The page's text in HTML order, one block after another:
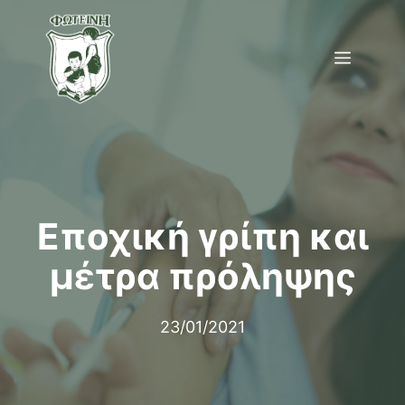
Μετάβαση
περιεχόμενο
Menu
Εποχική γρίπη και
μέτρα πρόληψης
23/01/2021